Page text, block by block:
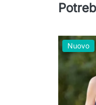
Nuovo